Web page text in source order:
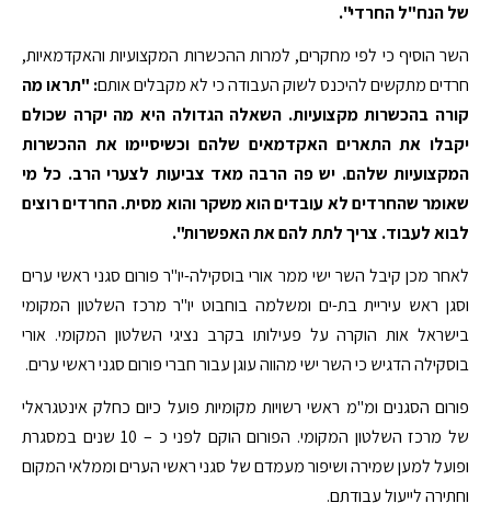
של הנח"ל החרדי".
השר הוסיף כי לפי מחקרים, למרות ההכשרות המקצועיות והאקדמאיות,
חרדים מתקשים להיכנס לשוק העבודה כי לא מקבלים אותם: "תראו מה
קורה בהכשרות מקצועיות. השאלה הגדולה היא מה יקרה שכולם
יקבלו את התארים האקדמאים שלהם וכשיסיימו את ההכשרות
המקצועיות שלהם. יש פה הרבה מאד צביעות לצערי הרב. כל מי
שאומר שהחרדים לא עובדים הוא משקר והוא מסית. החרדים רוצים
לבוא לעבוד. צריך לתת להם את האפשרות".
לאחר מכן קיבל השר ישי ממר אורי בוסקילה-יו"ר פורום סגני ראשי ערים
וסגן ראש עיריית בת-ים ומשלמה בוחבוט יו"ר מרכז השלטון המקומי
בישראל אות הוקרה על פעילותו בקרב נציגי השלטון המקומי. אורי
בוסקילה הדגיש כי השר ישי מהווה עוגן עבור חברי פורום סגני ראשי ערים.
פורום הסגנים ומ"מ ראשי רשויות מקומיות פועל כיום כחלק אינטגראלי
של מרכז השלטון המקומי. הפורום הוקם לפני כ – 10 שנים במסגרת
ופועל למען שמירה ושיפור מעמדם של סגני ראשי הערים וממלאי המקום
וחתירה לייעול עבודתם.